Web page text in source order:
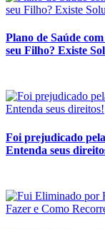
Plano de Saúde
seu Filho? Existe
Foi prejudicado
Entenda seus